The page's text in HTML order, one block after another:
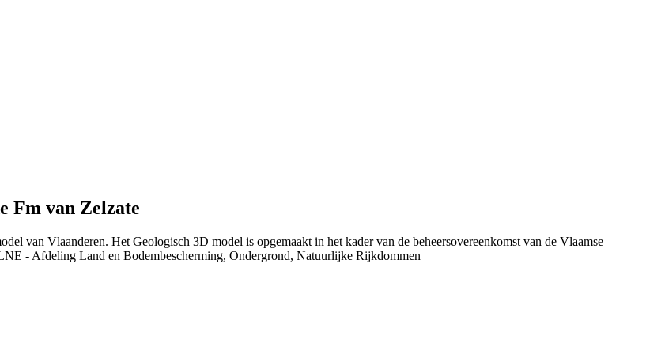
Fm van Zelzate
van Vlaanderen. Het Geologisch 3D model is opgemaakt in het kader van de beheersovereenkomst van de Vlaamse
- Afdeling Land en Bodembescherming, Ondergrond, Natuurlijke Rijkdommen